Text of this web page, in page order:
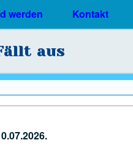
werden Kontakt
aus